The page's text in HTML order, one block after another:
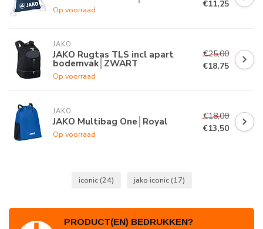
Op voorraad
€11,25
JAKO
JAKO Rugtas TLS incl apart
bodemvak│ZWART
Op voorraad
€25,00
€18,75
JAKO
JAKO Multibag One│Royal
Op voorraad
€18,00
€13,50
iconic (24) jako iconic (17)
PRODUCT(EN) BEDRUKKEN?